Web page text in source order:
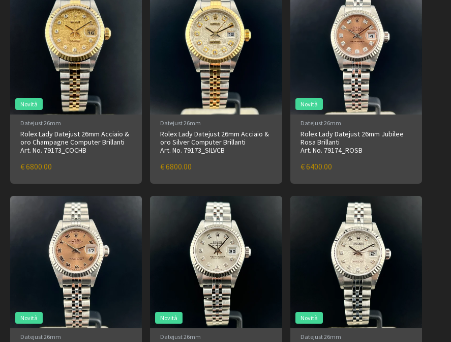
Novità
Datejust 26mm
Rolex Lady Datejust 26mm Acciaio &
oro Champagne Computer Brillanti
Art. No. 79173_COCHB
€ 6800.00
Datejust 26mm
Rolex Lady Datejust 26mm Acciaio &
oro Silver Computer Brillanti
Art. No. 79173_SILVCB
€ 6800.00
Novità
Datejust 26mm
Rolex Lady Datejust 26mm Jubilee
Rosa Brillanti
Art. No. 79174_ROSB
€ 6400.00
Novità
Datejust 26mm
Novità
Datejust 26mm
Novità
Datejust 26mm